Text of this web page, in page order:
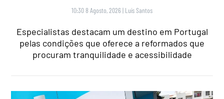
10:30 8 Agosto, 2026 | Luís Santos
Especialistas destacam um destino em Portugal
pelas condições que oferece a reformados que
procuram tranquilidade e acessibilidade